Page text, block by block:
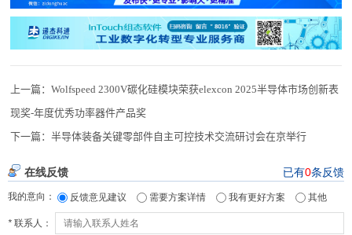
上一篇：Wolfspeed 2300V碳化硅模块荣获elexcon 2025半导体市场创新表
现奖-年度优秀功率器件产品奖
下一篇：半导体装备关键零部件自主可控技术交流研讨会在京举行